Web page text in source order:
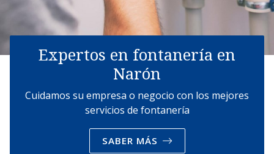
Expertos en fontanería en
Narón
Cuidamos su empresa o negocio con los mejores
servicios de fontanería
SABER MÁS